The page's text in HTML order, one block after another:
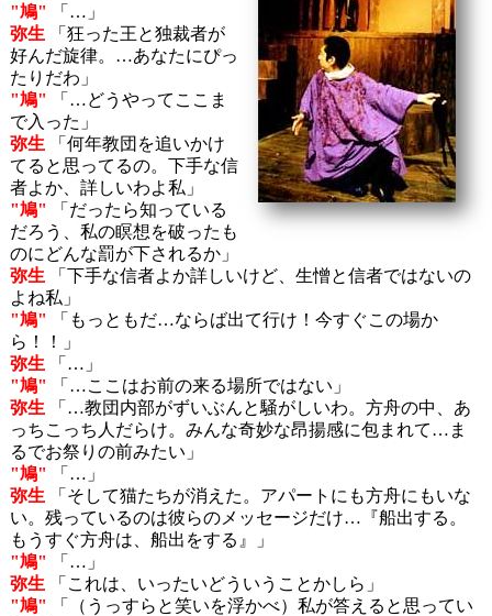
"鳩"
「…」
弥生 「狂った王と独裁者が
好んだ旋律。…あなたにぴっ
たりだわ」
"鳩"
「…どうやってここま
で入った」
弥生 「何年教団を追いかけ
てると思ってるの。下手な信
者よか、詳しいわよ私」
"鳩"
「だったら知っている
だろう、私の瞑想を破ったも
のにどんな罰が下されるか」
弥生 「下手な信者よか詳しいけど、生憎と信者ではないの
よね私」
"鳩"
「もっともだ…ならば出て行け！今すぐこの場か
ら！！」
弥生 「…」
"鳩"
「…ここはお前の来る場所ではない」
弥生 「…教団内部がずいぶんと騒がしいわ。方舟の中、あ
っちこっち人だらけ。みんな奇妙な昂揚感に包まれて…ま
るでお祭りの前みたい」
"鳩"
「…」
弥生 「そして猫たちが消えた。アパートにも方舟にもいな
い。残っているのは彼らのメッセージだけ…『船出する。
もうすぐ方舟は、船出をする』」
"鳩"
「…」
弥生 「これは、いったいどういうことかしら」
"鳩"
「（うっすらと笑いを浮かべ）私が答えると思ってい